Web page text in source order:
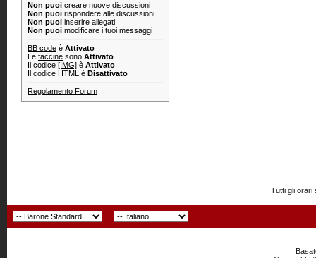
Non puoi creare nuove discussioni
Non puoi rispondere alle discussioni
Non puoi inserire allegati
Non puoi modificare i tuoi messaggi
BB code è Attivato
Le faccine sono Attivato
Il codice [IMG] è Attivato
Il codice HTML è Disattivato
Regolamento Forum
Tutti gli orari